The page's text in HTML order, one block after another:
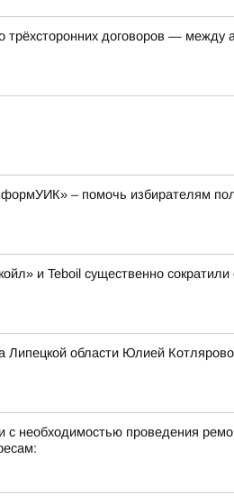
трёхсторонних договоров —
– помочь избирателям
и Teboil существенно
Липецкой области Юлией
с необходимостью проведения